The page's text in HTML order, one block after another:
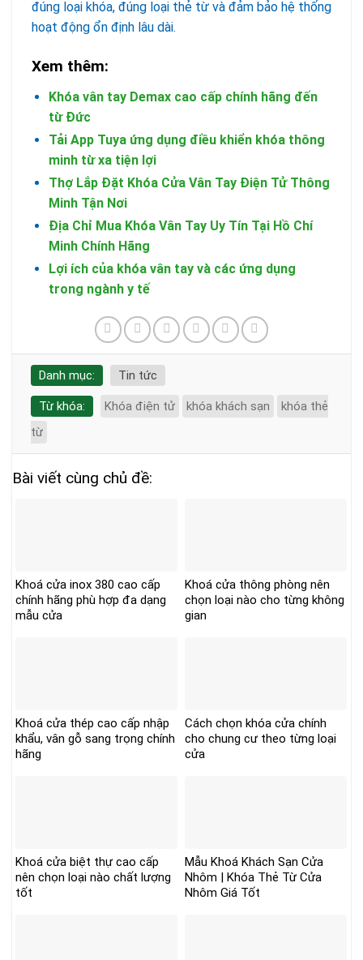
đúng loại khóa, đúng loại thẻ từ và đảm bảo hệ thống
hoạt động ổn định lâu dài.
Xem thêm:
Khóa vân tay Demax cao cấp chính hãng đến
từ Đức
Tải App Tuya ứng dụng điều khiển khóa thông
minh từ xa tiện lợi
Thợ Lắp Đặt Khóa Cửa Vân Tay Điện Tử Thông
Minh Tận Nơi
Địa Chỉ Mua Khóa Vân Tay Uy Tín Tại Hồ Chí
Minh Chính Hãng
Lợi ích của khóa vân tay và các ứng dụng
trong ngành y tế
Danh mục: Tin tức
Từ khóa: Khóa điện tử khóa khách sạn
khóa thẻ
từ
Bài viết cùng chủ đề:
Khoá cửa inox 380 cao cấp
chính hãng phù hợp đa dạng
mẫu cửa
Khoá cửa thông phòng nên
chọn loại nào cho từng không
gian
Khoá cửa thép cao cấp nhập
khẩu, vân gỗ sang trọng chính
hãng
Cách chọn khóa cửa chính
cho chung cư theo từng loại
cửa
Khoá cửa biệt thự cao cấp
nên chọn loại nào chất lượng
tốt
Mẫu Khoá Khách Sạn Cửa
Nhôm | Khóa Thẻ Từ Cửa
Nhôm Giá Tốt